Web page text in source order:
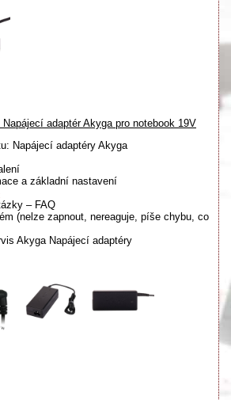
adaptér Akyga pro notebook 19V
Napájecí adaptéry Akyga
a základní nastavení
– FAQ
(nelze zapnout, nereaguje, píše chybu, co
Akyga Napájecí adaptéry